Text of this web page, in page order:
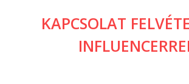
KAPCSOLAT